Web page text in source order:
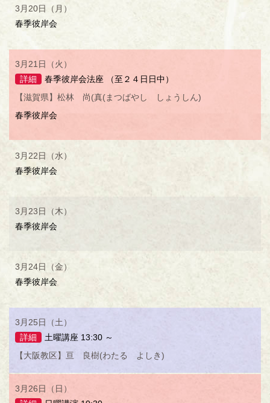
3月20日（月）
春季彼岸会
3月21日（火）
詳細
春季彼岸会法座 （至２４日日中）
【滋賀県】松林 尚(真(まつばやし しょうしん)
春季彼岸会
3月22日（水）
春季彼岸会
3月23日（木）
春季彼岸会
3月24日（金）
春季彼岸会
3月25日（土）
詳細
土曜講座 13:30 ～
【大阪教区】亘 良樹(わたる よしき)
3月26日（日）